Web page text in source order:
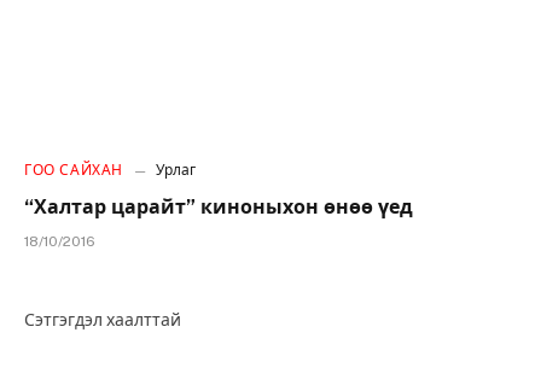
ГОО САЙХАН Урлаг
“Халтар царайт” киноныхон өнөө үед
18/10/2016
Сэтгэгдэл хаалттай